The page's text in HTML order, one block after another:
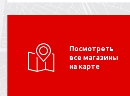
Посмотреть
все магазины
на карте